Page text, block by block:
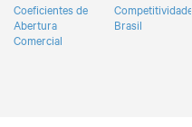
Coeficientes de
Abertura
Comercial
Competitividade
Brasil